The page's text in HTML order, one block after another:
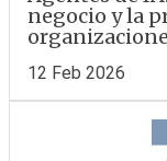
negocio y la
12 Feb 2026